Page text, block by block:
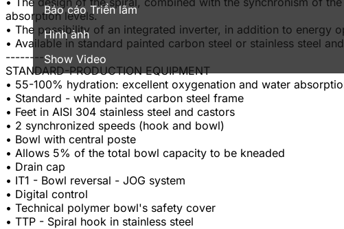
Báo cáo Triển lãm
Hình ảnh
Show Video
absorption levels.
• The possibility of an integrated inverter, in addition to energy
• Available in standard painted carbon steel or stainless steel
--------
STANDARD-PRODUCTION EQUIPMENT
• 55-100% hydration: excellent oxygenation and water
• Standard - white painted carbon steel frame
• Feet in AISI 304 stainless steel and castors
• 2 synchronized speeds (hook and bowl)
• Bowl with central poste
• Allows 5% of the total bowl capacity to be kneaded
• Drain cap
• IT1 - Bowl reversal - JOG system
• Digital control
• Technical polymer bowl's safety cover
• TTP - Spiral hook in stainless steel